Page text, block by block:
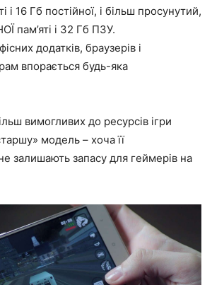
і 16 Гб постійної, і більш просунутий,
пам’яті і 32 Гб ПЗУ.
додатків, браузерів і
впорається будь-яка
вимогливих до ресурсів ігри
модель – хоча її
залишають запасу для геймерів на